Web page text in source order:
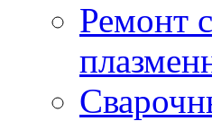
Ремонт